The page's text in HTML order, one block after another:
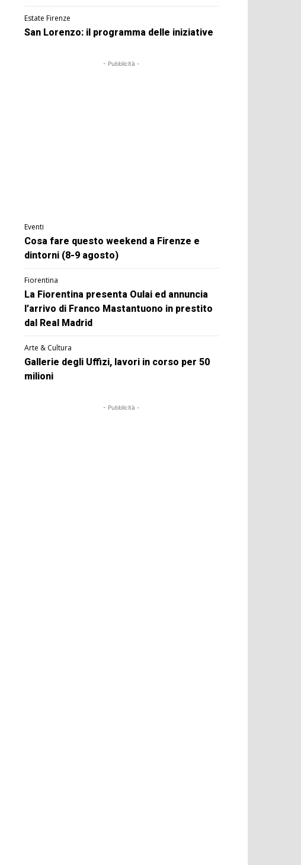
Estate Firenze
San Lorenzo: il programma delle iniziative
- Pubblicità -
Eventi
Cosa fare questo weekend a Firenze e
dintorni (8-9 agosto)
Fiorentina
La Fiorentina presenta Oulai ed annuncia
l’arrivo di Franco Mastantuono in prestito
dal Real Madrid
Arte & Cultura
Gallerie degli Uffizi, lavori in corso per 50
milioni
- Pubblicità -